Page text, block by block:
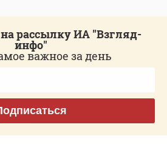
рассылку ИА "Взгляд-
инфо"
важное за день